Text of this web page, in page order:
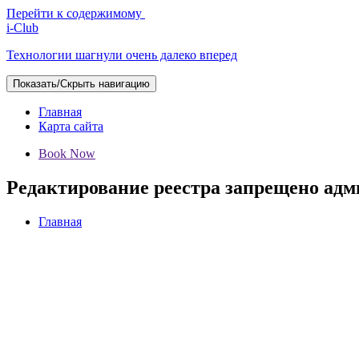
Перейти к содержимому
i-Club
Технологии шагнули очень далеко вперед
Показать/Скрыть навигацию
Главная
Карта сайта
Book Now
Редактирование реестра запрещено
Главная